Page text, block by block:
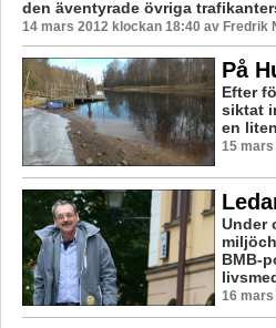
den äventyrade övriga
14 mars 2012 klockan 18:40 av Fredrik
På
Efter
siktat
en
15
Under
BMB-
16